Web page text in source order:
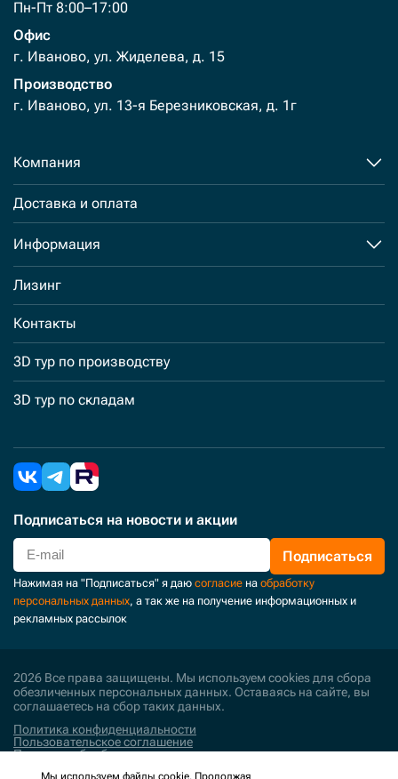
Пн-Пт 8:00–17:00
Офис
г. Иваново, ул. Жиделева, д. 15
Производство
г. Иваново, ул. 13-я Березниковская, д. 1г
Компания
Доставка и оплата
Информация
Лизинг
Контакты
3D тур по производству
3D тур по складам
Подписаться на новости и акции
Подписаться
Нажимая на "Подписаться" я даю согласие на обработку
персональных данных, а так же на получение информационных и
рекламных рассылок
2026 Все права защищены. Мы используем cookies для сбора
обезличенных персональных данных. Оставаясь на сайте, вы
соглашаетесь на сбор таких данных.
Политика конфиденциальности
Пользовательское соглашение
Политика обработки персональных данных
Мы используем файлы cookie. Продолжая